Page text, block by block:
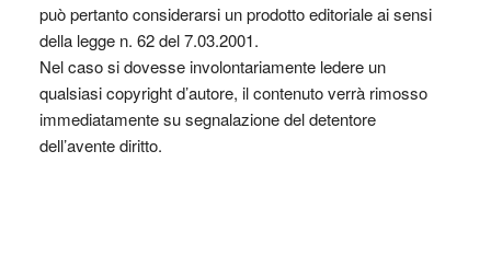
può pertanto considerarsi un prodotto editoriale ai sensi
della legge n. 62 del 7.03.2001.
Nel caso si dovesse involontariamente ledere un
qualsiasi copyright d’autore, il contenuto verrà rimosso
immediatamente su segnalazione del detentore
dell’avente diritto.